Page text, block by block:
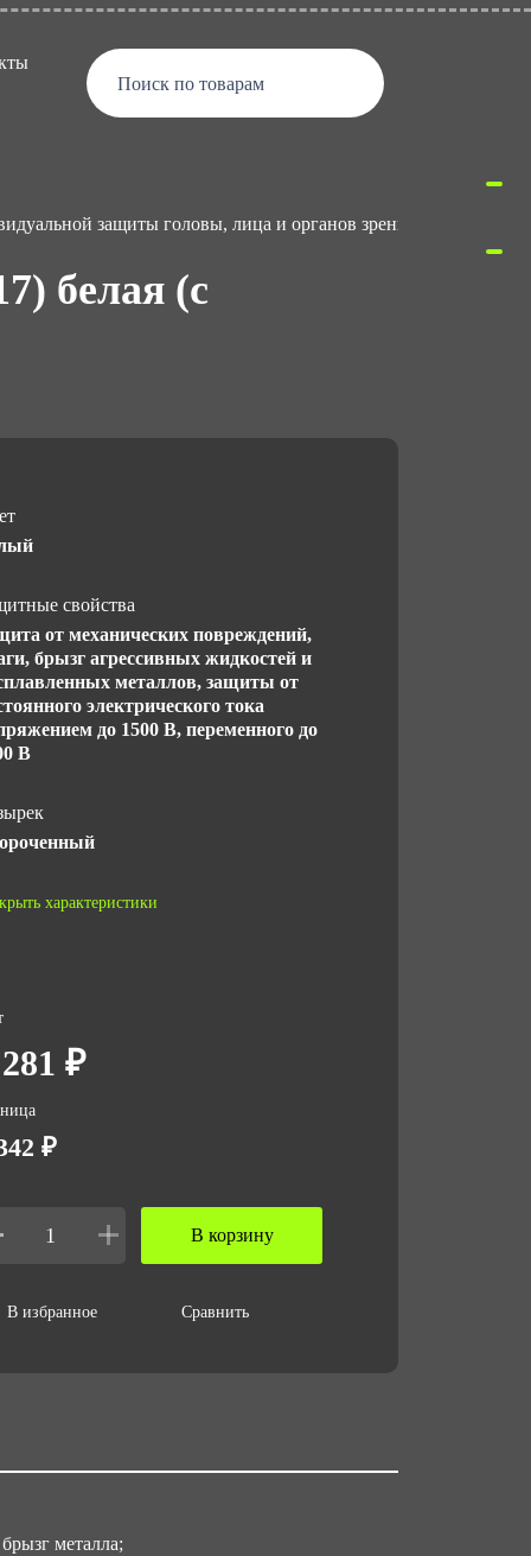
Поиск по товарам
защиты головы, лица и органов зрения
белая (с
свойства
от механических повреждений,
брызг агрессивных жидкостей и
металлов, защиты от
электрического тока
до 1500 В, переменного до
В
в упаковке
ед,кг
характеристики
₽
₽
В корзину
В избранное Сравнить
металла;